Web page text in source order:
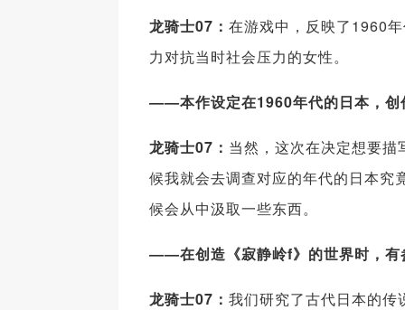
龙骑士07： 在游戏中，反映了1960
力对抗当时社会压力的女性。
——本作设定在1960年代的日本，创
龙骑士07： 当然，这次在决定想要
候我就会去调查对应的年代的日本究
候会从中汲取一些东西。
——在创造《寂静岭f》的世界时，有
龙骑士07： 我们研究了古代日本的